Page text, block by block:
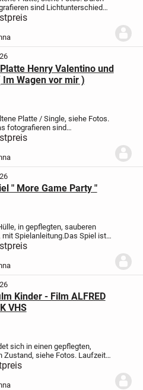
sind Lichtunterschiede
Zu bekommen solange sie
Für Selbstabholer !
Vorkasse per PayPal...
Henry Valentino und
Im Wagen vor mir )
Platte / Single, siehe Fotos.
fotografieren sind
entstanden.
solange sie online ist.
!
" More Game Party "
in gepflegten, sauberen
mit Spielanleitung.Das Spiel ist
solange es online ist.
wird es nicht.
gegen Vorkasse per...
Kinder - Film ALFRED
VHS
sich in einen gepflegten,
Zustand, siehe Fotos. Laufzeit
Der Film ist zu bekommen
online ist.